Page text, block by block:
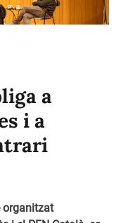
a
i a
organitzat